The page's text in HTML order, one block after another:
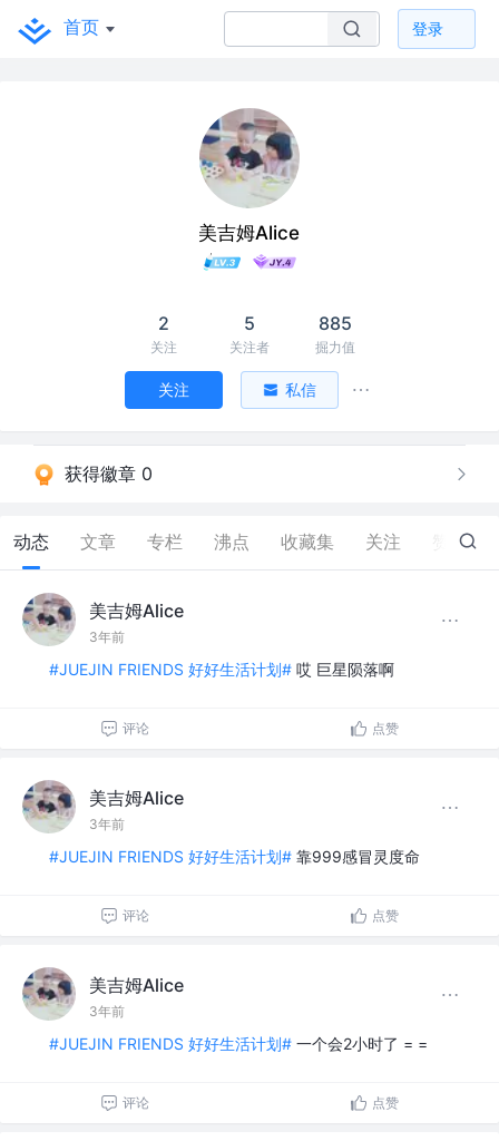
首页 登录
美吉姆Alice
2
关注
5
关注者
885
掘力值
关注 私信
获得徽章 0
动态 文章 专栏 沸点 收藏集 关注 83
美吉姆Alice
3年前
#JUEJIN FRIENDS 好好生活计划# 哎 巨星陨落啊
评论 点赞
美吉姆Alice
3年前
#JUEJIN FRIENDS 好好生活计划# 靠999感冒灵度命
评论 点赞
美吉姆Alice
3年前
#JUEJIN FRIENDS 好好生活计划# 一个会2小时了 = =
评论 点赞